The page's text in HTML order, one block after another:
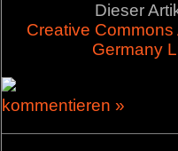
Dieser
Creative
Germany
kommentieren »